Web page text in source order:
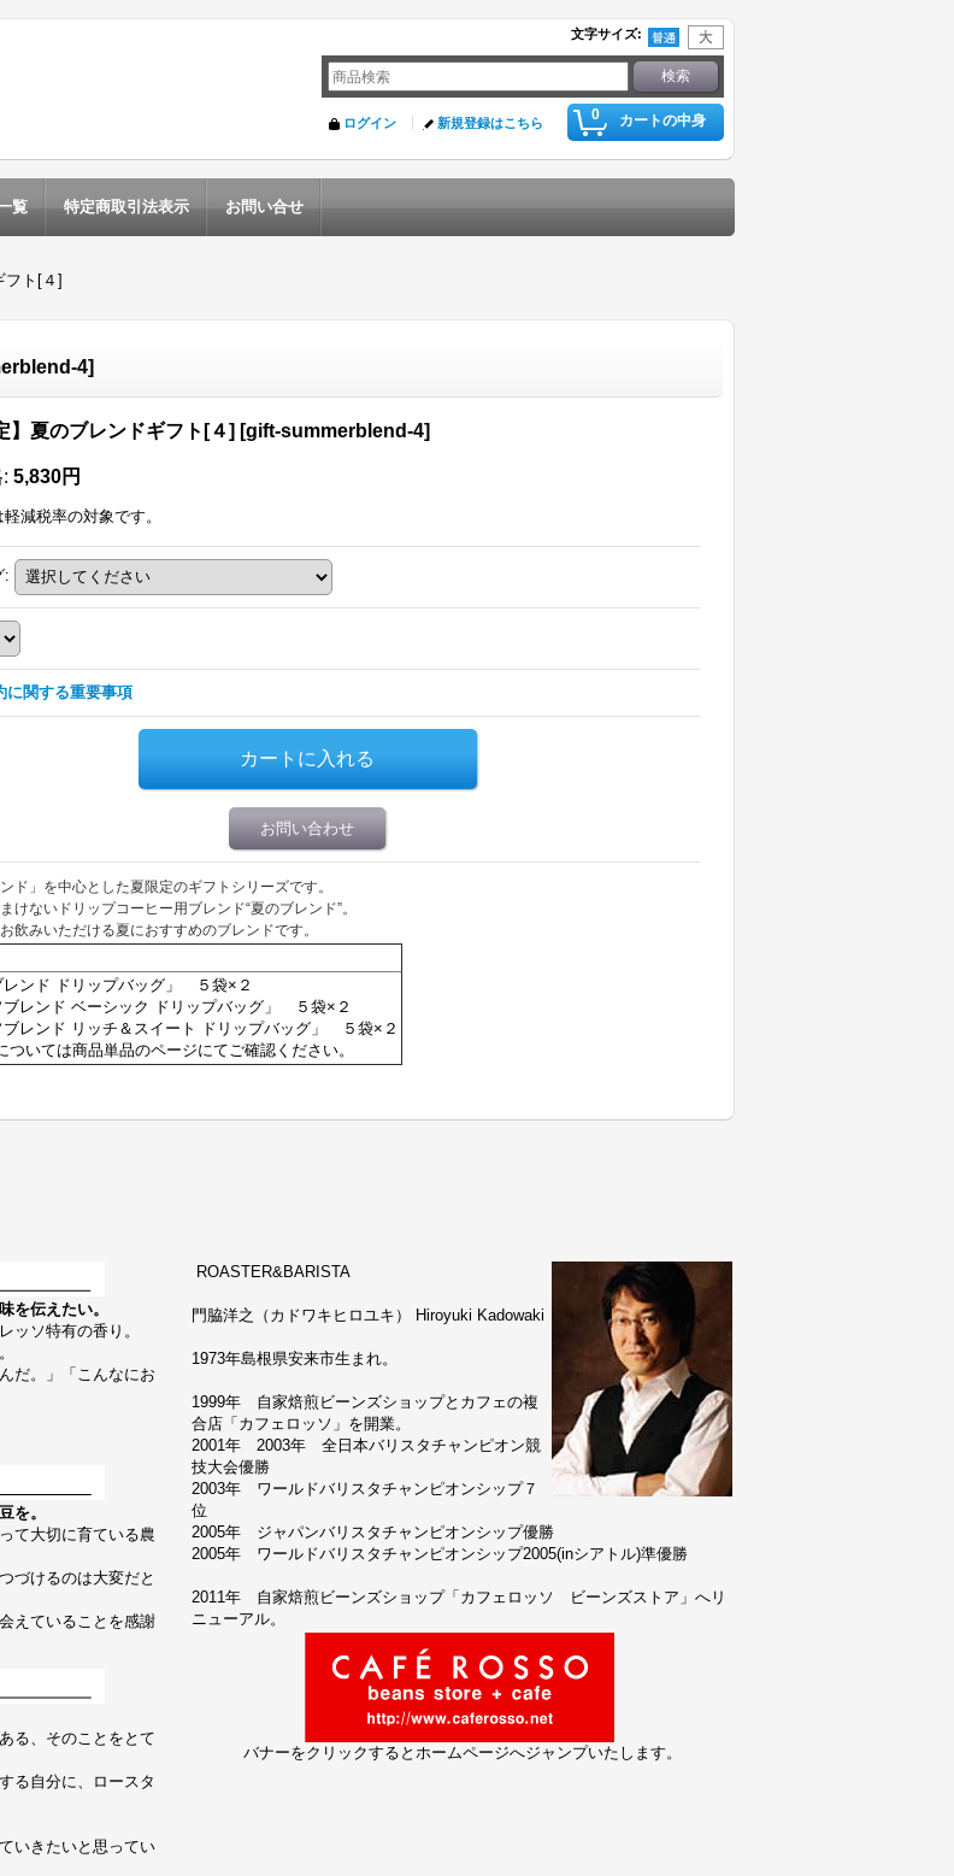
文字サイズ:
0 カートの中身
ログイン 新規登録はこちら
覧 特定商取引法表示 お問い合せ
フト[４]
4]
】夏のブレンドギフト[４] [gift-summerblend-4]
: 5,830円
減税率の対象です。
:
に関する重要事項
お問い合わせ
ンド」を中心とした夏限定のギフトシリーズです。
けないドリップコーヒー用ブレンド“夏のブレンド”。
飲みいただける夏におすすめのブレンドです。
レンド ドリップバッグ」 ５袋×２
ブレンド ベーシック ドリップバッグ」 ５袋×２
ブレンド リッチ＆スイート ドリップバッグ」 ５袋×２
ついては商品単品のページにてご確認ください。
を伝えたい。
ッソ特有の香り。
だ。」「こんなにお
を。
て大切に育ている農
づけるのは大変だと
えていることを感謝
る、そのことをとて
る自分に、ロースタ
いきたいと思ってい
ROASTER&BARISTA
門脇洋之（カドワキヒロユキ） Hiroyuki Kadowaki
1973年島根県安来市生まれ。
1999年 自家焙煎ビーンズショップとカフェの複
合店「カフェロッソ」を開業。
2001年 2003年 全日本バリスタチャンピオン競
技大会優勝
2003年 ワールドバリスタチャンピオンシップ７
位
2005年 ジャパンバリスタチャンピオンシップ優勝
2005年 ワールドバリスタチャンピオンシップ2005(inシアトル)準優勝
2011年 自家焙煎ビーンズショップ「カフェロッソ ビーンズストア」へリ
ニューアル。
バナーをクリックするとホームページへジャンプいたします。